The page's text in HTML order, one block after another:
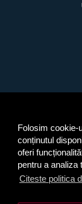
Folosim cookie-
conținutul
oferi
pentru a analiza
Citeste politica